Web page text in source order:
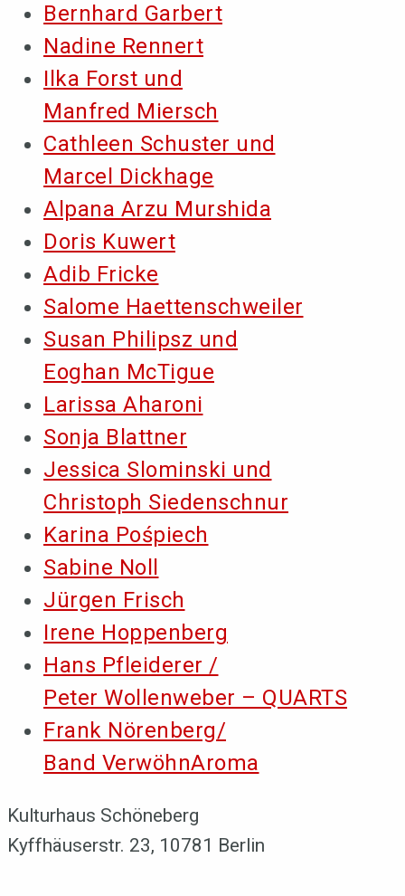
Bernhard Garbert
Nadine Rennert
Ilka Forst und
Manfred Miersch
Cathleen Schuster und
Marcel Dickhage
Alpana Arzu Murshida
Doris Kuwert
Adib Fricke
Salome Haettenschweiler
Susan Philipsz und
Eoghan McTigue
Larissa Aharoni
Sonja Blattner
Jessica Slominski und
Christoph Siedenschnur
Karina Pośpiech
Sabine Noll
Jürgen Frisch
Irene Hoppenberg
Hans Pfleiderer /
Peter Wollenweber – QUARTS
Frank Nörenberg/
Band VerwöhnAroma
Kulturhaus Schöneberg
Kyffhäuserstr. 23, 10781 Berlin